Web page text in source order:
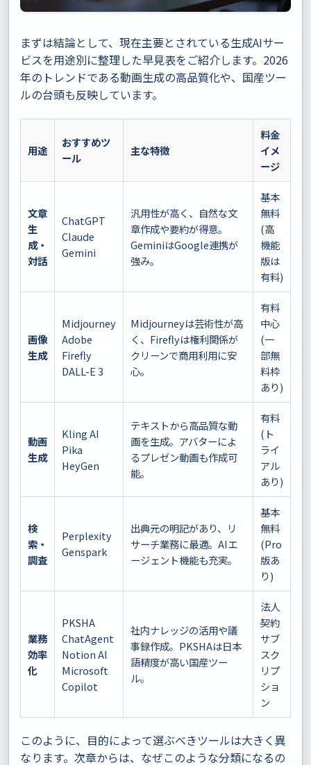
まずは結論として、現在主要とされている生成AIサー
ビスを用途別に整理した早見表をご紹介します。2026
年のトレンドである動画生成の高品質化や、国産ツー
ルの台頭も反映しています。
用途
おすすめツ
ール
主な特徴
料金
イメ
ージ
文章
生
成・
対話
ChatGPT
Claude
Gemini
汎用性が高く、自然な文
章作成や要約が得意。
GeminiはGoogle連携が
強み。
基本
無料
(高
機能
版は
有料)
画像
生成
Midjourney
Adobe
Firefly
DALL-E 3
Midjourneyは芸術性が高
く、Fireflyは権利関係が
クリーンで商用利用に安
心。
有料
中心
(一
部無
料枠
あり)
動画
生成
Kling AI
Pika
HeyGen
テキストから高品質な動
画を生成。アバターによ
るプレゼン動画も作成可
能。
有料
(ト
ライ
アル
あり)
検
索・
調査
Perplexity
Genspark
出典元の明記があり、リ
サーチ業務に最適。AIエ
ージェント機能も充実。
基本
無料
(Pro
版あ
り)
業務
効率
化
PKSHA
ChatAgent
Notion AI
Microsoft
Copilot
社内ナレッジの活用や議
事録作成。PKSHAは日本
語精度が高い国産ツー
ル。
法人
契約
サブ
スク
リプ
ショ
ン
このように、目的によって選ぶべきツールは大きく異
なります。次章からは、なぜこのような分類になるの